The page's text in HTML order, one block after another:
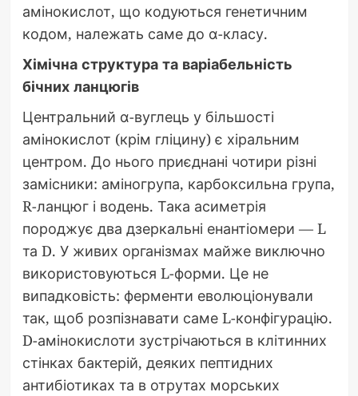
амінокислот, що кодуються генетичним
кодом, належать саме до α-класу.
Хімічна структура та варіабельність
бічних ланцюгів
Центральний α-вуглець у більшості
амінокислот (крім гліцину) є хіральним
центром. До нього приєднані чотири різні
замісники: аміногрупа, карбоксильна група,
R-ланцюг і водень. Така асиметрія
породжує два дзеркальні енантіомери — L
та D. У живих організмах майже виключно
використовуються L-форми. Це не
випадковість: ферменти еволюціонували
так, щоб розпізнавати саме L-конфігурацію.
D-амінокислоти зустрічаються в клітинних
стінках бактерій, деяких пептидних
антибіотиках та в отрутах морських